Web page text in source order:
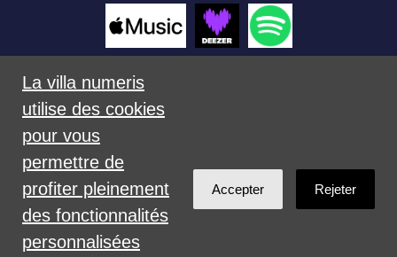
Créé avec
La villa numeris
utilise des cookies
pour vous
permettre de
profiter pleinement
des fonctionnalités
personnalisées
Accepter Rejeter